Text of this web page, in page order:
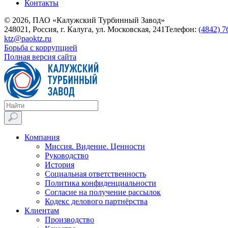
Контакты
© 2026, ПАО «Калужский Турбинный Завод»
248021, Россия, г. Калуга, ул. Московская, 241Телефон: (4842)
ktz@paoktz.ru
Борьба с коррупцией
Полная версия сайта
Компания
Миссия. Видение. Ценности
Руководство
История
Социальная ответственность
Политика конфиденциальности
Согласие на получение рассылок
Кодекс делового партнёрства
Клиентам
Производство